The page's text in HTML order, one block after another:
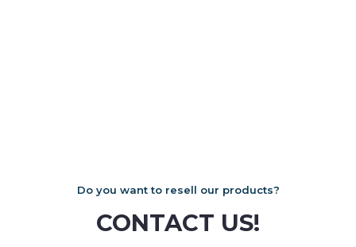
Do you want to resell our products?
CONTACT US!